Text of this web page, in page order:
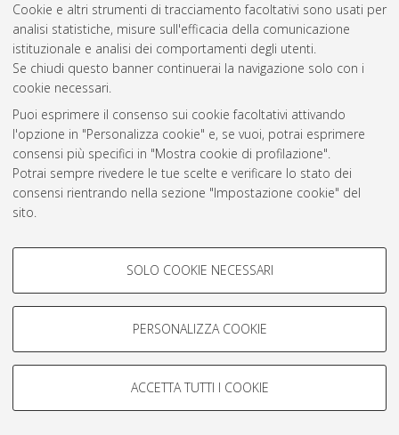
Cookie e altri strumenti di tracciamento facoltativi sono usati per
analisi statistiche, misure sull'efficacia della comunicazione
istituzionale e analisi dei comportamenti degli utenti.
Se chiudi questo banner continuerai la navigazione solo con i
cookie necessari.
Puoi esprimere il consenso sui cookie facoltativi attivando
l'opzione in "Personalizza cookie" e, se vuoi, potrai esprimere
consensi più specifici in "Mostra cookie di profilazione".
Potrai sempre rivedere le tue scelte e verificare lo stato dei
consensi rientrando nella sezione "Impostazione cookie" del
sito.
COOKIE DI PROFILAZIONE -
Si tratta di cookie utilizzati per analizzare le caratteristiche della
navigazione degli utenti, creare profili in base al loro comportamento
Mostra cookie di profilazione
COOKIE TECNICI - NECESSARI
SOLO COOKIE NECESSARI
PERSONALIZZA COOKIE
ACCETTA TUTTI I COOKIE
Atom
Rss 1.0
Rss 2.0
AMS Laurea
Servizio implementato e gestito da AlmaDL
Impostazioni Cookie
© ALMA MATER STUDIORUM - Università di Bologna, 2007-2026.